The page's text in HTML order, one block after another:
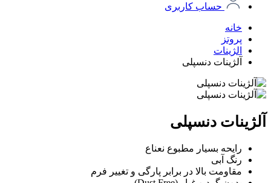
حساب کاربری
خانه
پروتز
الژینات
آلژینات دنسپلی
آلژینات دنسپلی
رایحه بسیار مطبوع نعناع
رنگ آبی
مقاومت بالا در برابر پارگی و تغییر فرم